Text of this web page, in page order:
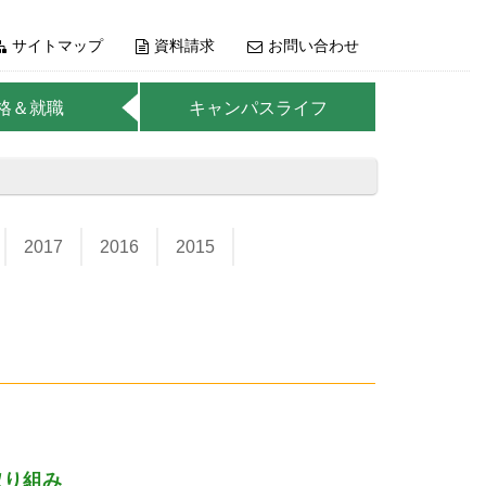
サイトマップ 資料請求 お問い合わせ
＆就職 キャンパスライフ
2017 2016 2015
組み